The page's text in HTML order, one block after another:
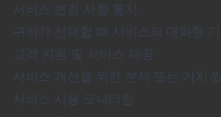
서비스 변경 사항 통지
귀하가 선택할 때 서비스의 대화형
고객 지원 및 서비스 제공
서비스 개선을 위한 분석 또는 가치
서비스 사용 모니터링